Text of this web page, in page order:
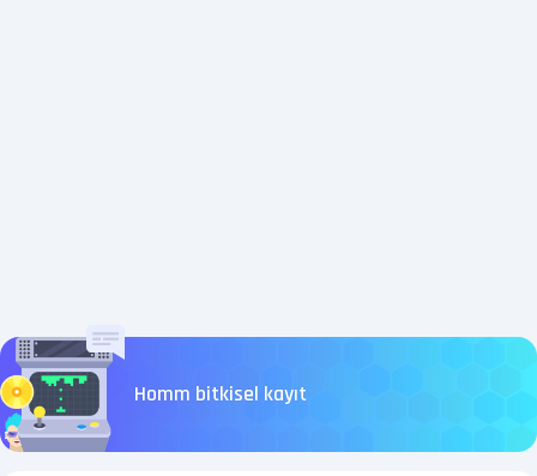
Homm bitkisel kayıt